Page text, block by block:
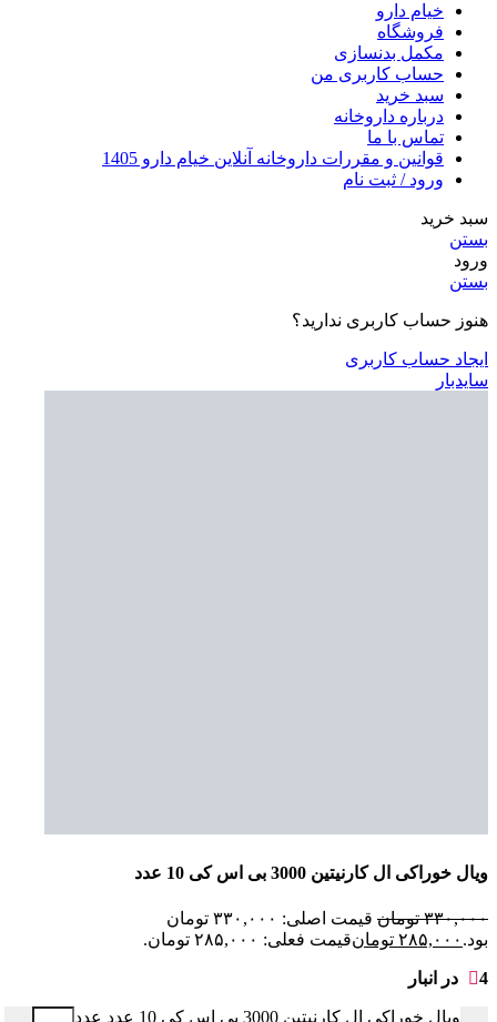
خیام دارو
فروشگاه
مکمل بدنسازی
حساب کاربری من
سبد خرید
درباره داروخانه
تماس با ما
قوانین و مقررات داروخانه آنلاین خیام دارو 1405
ورود / ثبت نام
سبد خرید
بستن
ورود
بستن
هنوز حساب کاربری ندارید؟
ایجاد حساب کاربری
سایدبار
ویال خوراکی ال کارنیتین 3000 بی اس کی 10 عدد
۳۳۰,۰۰۰ تومان
قیمت اصلی: ۳۳۰,۰۰۰ تومان
بود. ۲۸۵,۰۰۰ تومانقیمت فعلی: ۲۸۵,۰۰۰ تومان.
4 در انبار
ویال خوراکی ال کارنیتین 3000 بی اس کی 10 عدد عدد